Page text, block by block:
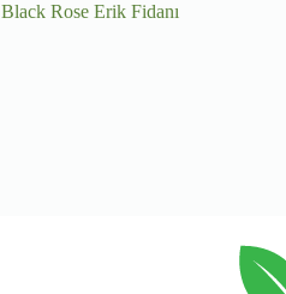
Black Rose Erik Fidanı